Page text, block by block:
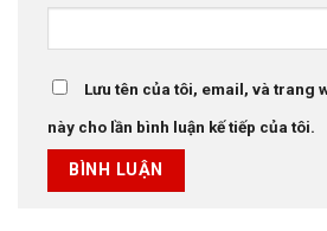
Lưu tên của tôi, email, và trang
này cho lần bình luận kế tiếp của tôi.